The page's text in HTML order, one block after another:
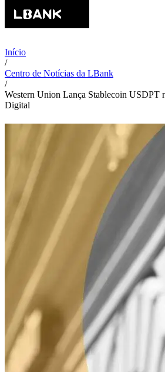
Início
/
Centro de Notícias da LBank
/
Western Union Lança Stablecoin USDPT
Digital